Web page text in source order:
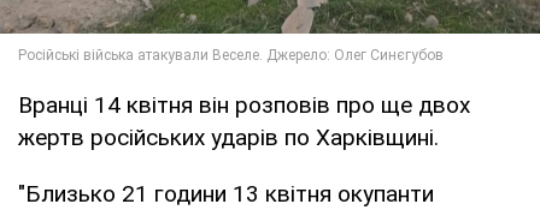
Вранці 14 квітня він розповів про ще двох
жертв російських ударів по Харківщині.
"Близько 21 години 13 квітня окупанти